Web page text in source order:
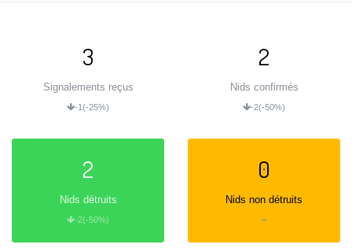
3
Signalements reçus
-1(-25%)
2
Nids confirmés
-2(-50%)
2
Nids détruits
-2(-50%)
0
Nids non détruits
=